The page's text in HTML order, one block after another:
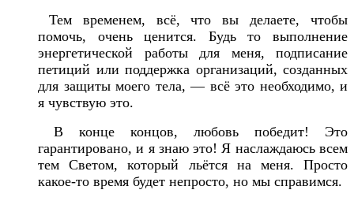
Тем временем, всё, что вы делаете, чтобы
помочь, очень ценится. Будь то выполнение
энергетической работы для меня, подписание
петиций или поддержка организаций, созданных
для защиты моего тела, — всё это необходимо, и
я чувствую это.
В конце концов, любовь победит! Это
гарантировано, и я знаю это! Я наслаждаюсь всем
тем Светом, который льётся на меня. Просто
какое-то время будет непросто, но мы справимся.